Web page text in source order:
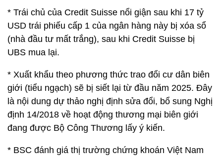
* Trái chủ của Credit Suisse nổi giận sau khi 17 tỷ
USD trái phiếu cấp 1 của ngân hàng này bị xóa sổ
(nhà đầu tư mất trắng), sau khi Credit Suisse bị
UBS mua lại.
* Xuất khẩu theo phương thức trao đổi cư dân biên
giới (tiểu ngạch) sẽ bị siết lại từ đầu năm 2025. Đây
là nội dung dự thảo nghị định sửa đổi, bổ sung Nghị
định 14/2018 về hoạt động thương mại biên giới
đang được Bộ Công Thương lấy ý kiến.
* BSC đánh giá thị trường chứng khoán Việt Nam